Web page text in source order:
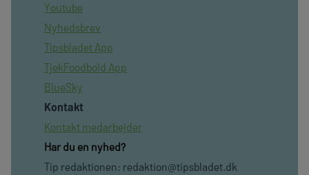
Youtube
Nyhedsbrev
Tipsbladet App
TjekFoodbold App
BlueSky
Kontakt
Kontakt medarbejder
Har du en nyhed?
Tip redaktionen: redaktion@tipsbladet.dk